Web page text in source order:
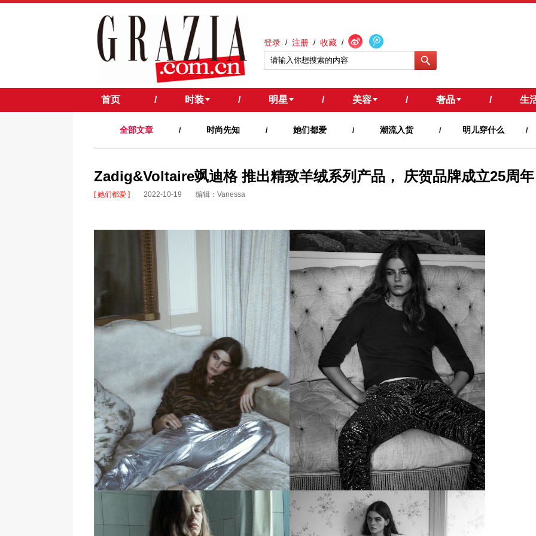
登录 / 注册 / 收藏 /
首页 / 时装 / 明星 / 美容 / 奢品 / 生
全部文章 / 时尚先知 / 她们都爱 / 潮流入货 / 明儿穿什么 /
Zadig&Voltaire飒迪格 推出精致羊绒系列产品， 庆贺品牌成立25周年
[ 她们都爱 ] 2022-10-19 编辑：Vanessa